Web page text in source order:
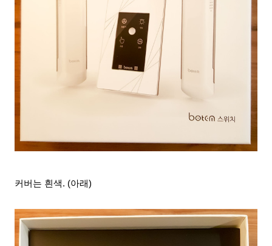
커버는 흰색. (아래)